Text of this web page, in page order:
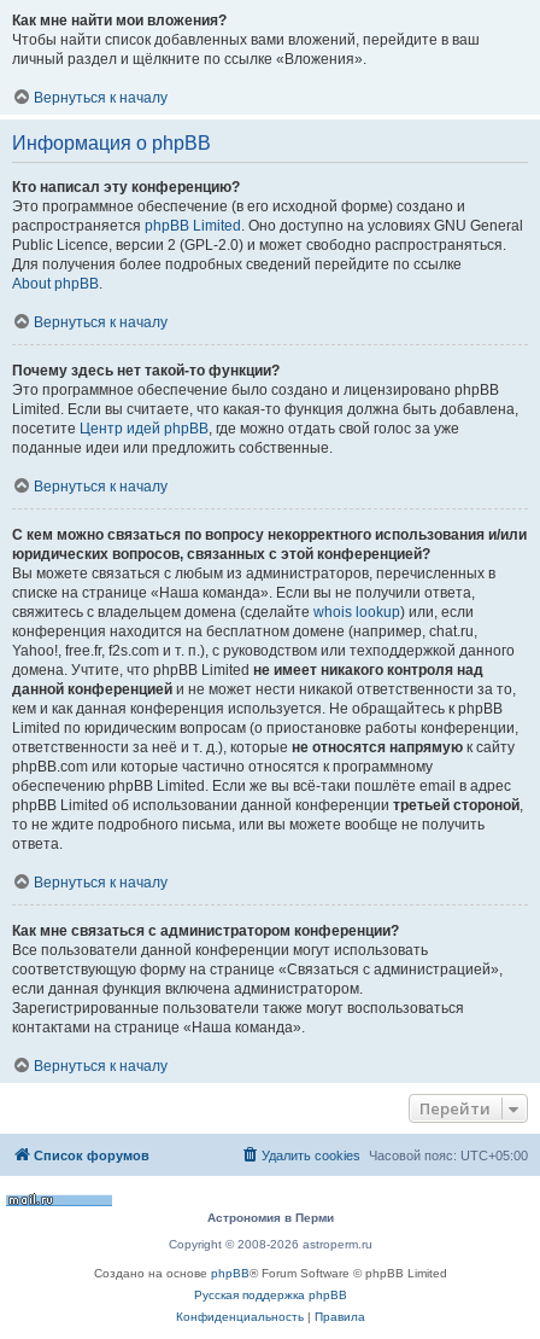
Как мне найти мои вложения?
Чтобы найти список добавленных вами вложений, перейдите в ваш
личный раздел и щёлкните по ссылке «Вложения».
Вернуться к началу
Информация о phpBB
Кто написал эту конференцию?
Это программное обеспечение (в его исходной форме) создано и
распространяется phpBB Limited . Оно доступно на условиях GNU General
Public Licence, версии 2 (GPL-2.0) и может свободно распространяться.
Для получения более подробных сведений перейдите по ссылке
About phpBB
Вернуться к началу
Почему здесь нет такой-то функции?
Это программное обеспечение было создано и лицензировано phpBB
Limited. Если вы считаете, что какая-то функция должна быть добавлена,
посетите Центр идей phpBB , где можно отдать свой голос за уже
поданные идеи или предложить собственные.
Вернуться к началу
С кем можно связаться по вопросу некорректного использования и/или
юридических вопросов, связанных с этой конференцией?
Вы можете связаться с любым из администраторов, перечисленных в
списке на странице «Наша команда». Если вы не получили ответа,
свяжитесь с владельцем домена (сделайте whois lookup) или, если
конференция находится на бесплатном домене (например, chat.ru,
Yahoo!, free.fr, f2s.com и т. п.), с руководством или техподдержкой данного
домена. Учтите, что phpBB Limited не имеет никакого контроля над
данной конференцией и не может нести никакой ответственности за то,
кем и как данная конференция используется. Не обращайтесь к phpBB
Limited по юридическим вопросам (о приостановке работы конференции,
ответственности за неё и т. д.), которые не относятся напрямую к сайту
phpBB.com или которые частично относятся к программному
обеспечению phpBB Limited. Если же вы всё-таки пошлёте email в адрес
phpBB Limited об использовании данной конференции третьей стороной
то не ждите подробного письма, или вы можете вообще не получить
ответа.
Вернуться к началу
Как мне связаться с администратором конференции?
Все пользователи данной конференции могут использовать
соответствующую форму на странице «Связаться с администрацией»,
если данная функция включена администратором.
Зарегистрированные пользователи также могут воспользоваться
контактами на странице «Наша команда».
Вернуться к началу
Перейти
Список форумов Часовой пояс: UTC+05:00
Удалить cookies
Астрономия в Перми
Copyright © 2008-2026 astroperm.ru
Создано на основе phpBB® Forum Software © phpBB Limited
Русская поддержка phpBB
Конфиденциальность| Правила